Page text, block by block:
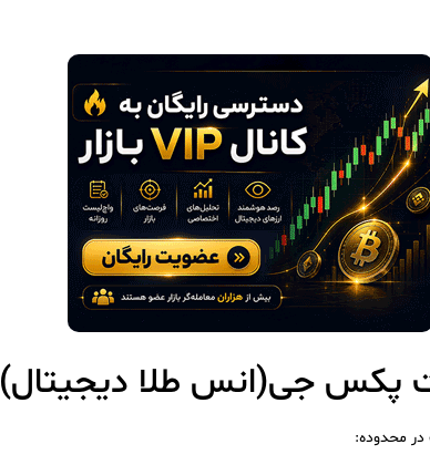
پکس جی(انس طلا دیجیتال)
محدوده: